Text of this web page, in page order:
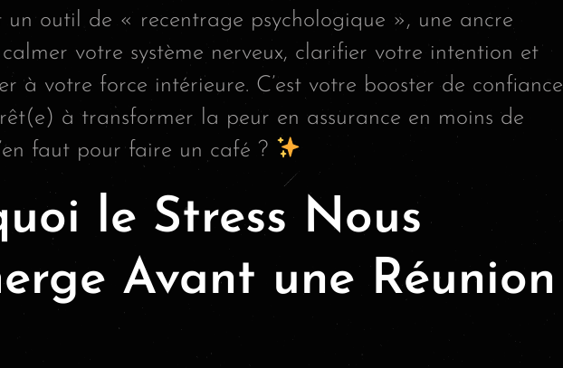
un outil de « recentrage psychologique », une ancre
votre système nerveux, clarifier votre intention et
à votre force intérieure. C’est votre booster de confiance
à transformer la peur en assurance en moins de
faut pour faire un café ?
le Stress Nous
Avant une Réunion